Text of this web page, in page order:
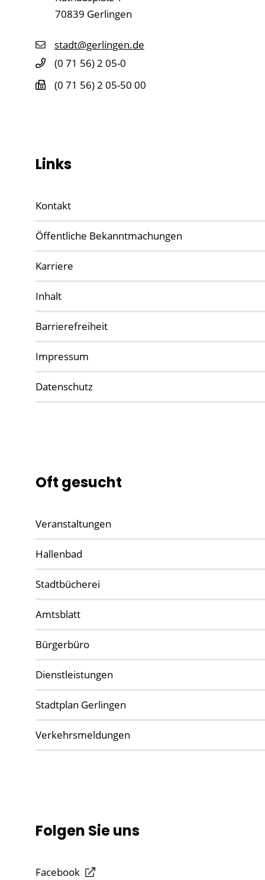
70839 Gerlingen
stadt@gerlingen.de
(0 71 56) 2 05-0
(0 71 56) 2 05-50 00
Links
Kontakt
Öffentliche Bekanntmachungen
Karriere
Inhalt
Barrierefreiheit
Impressum
Datenschutz
Oft gesucht
Veranstaltungen
Hallenbad
Stadtbücherei
Amtsblatt
Bürgerbüro
Dienstleistungen
Stadtplan Gerlingen
Verkehrsmeldungen
Folgen Sie uns
Facebook